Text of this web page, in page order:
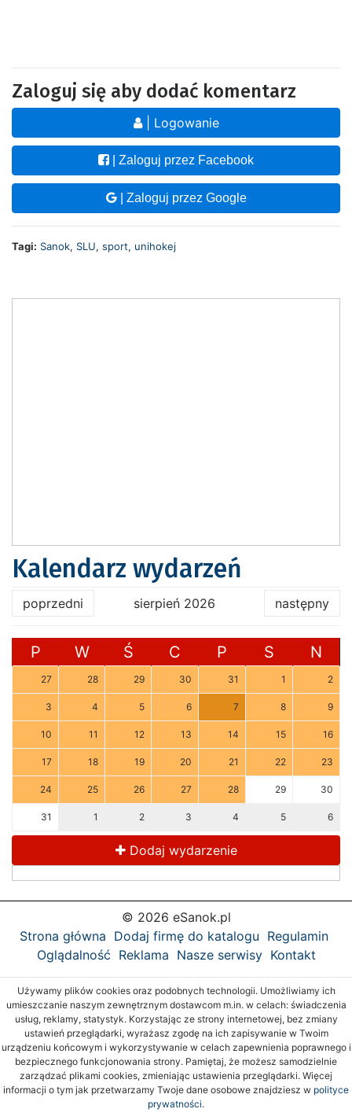
Zaloguj się aby dodać komentarz
| Logowanie
| Zaloguj przez Facebook
| Zaloguj przez Google
Tagi: Sanok, SLU, sport, unihokej
Kalendarz wydarzeń
poprzedni sierpień 2026 następny
P W Ś C P S N
27 28 29 30 31 1 2
3 4 5 6 7 8 9
10 11 12 13 14 15 16
17 18 19 20 21 22 23
24 25 26 27 28 29 30
31 1 2 3 4 5 6
Dodaj wydarzenie
© 2026 eSanok.pl
Strona główna Dodaj firmę do katalogu Regulamin
Oglądalność Reklama Nasze serwisy Kontakt
Używamy plików cookies oraz podobnych technologii. Umożliwiamy ich
umieszczanie naszym zewnętrznym dostawcom m.in. w celach: świadczenia
usług, reklamy, statystyk. Korzystając ze strony internetowej, bez zmiany
ustawień przeglądarki, wyrażasz zgodę na ich zapisywanie w Twoim
urządzeniu końcowym i wykorzystywanie w celach zapewnienia poprawnego i
bezpiecznego funkcjonowania strony. Pamiętaj, że możesz samodzielnie
zarządzać plikami cookies, zmieniając ustawienia przeglądarki. Więcej
informacji o tym jak przetwarzamy Twoje dane osobowe znajdziesz w polityce
prywatności.